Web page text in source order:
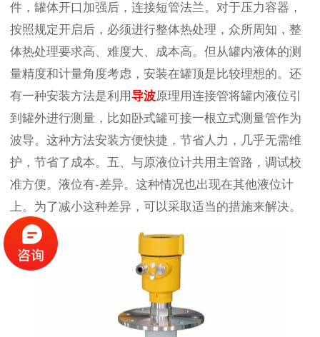
件，罐体开口加强后，连接短管法兰。对于压力容器，
按照规定开启后，必须进行整体热处理，众所周知，整
体热处理要求高、难度大、成本高。但从罐内液体的测
量精度和计量角度考虑，安装在罐顶是比较理想的。还
有一种安装方法是利用导波原理用连接管将罐内液位引
到罐外进行测量，比如卧式罐可接一根立式测量管作为
波导。这种方法安装方便快捷，节省人力，几乎无需维
护，节省了成本。五、与原液位计共用主管路，调试校
准方便。液位有-差异。这种情况也出现在其他液位计
上。为了减小这种差异，可以采取适当的措施来解决。